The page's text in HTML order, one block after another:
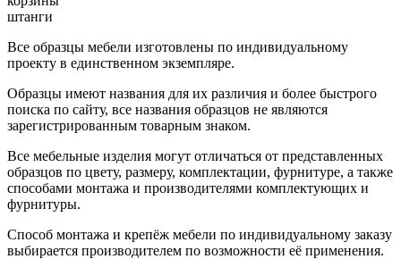
штанги
Все образцы мебели изготовлены по индивидуальному
проекту в единственном экземпляре.
Образцы имеют названия для их различия и более быстрого
поиска по сайту, все названия образцов не являются
зарегистрированным товарным знаком.
Все мебельные изделия могут отличаться от представленных
образцов по цвету, размеру, комплектации, фурнитуре, а также
способами монтажа и производителями комплектующих и
фурнитуры.
Способ монтажа и крепёж мебели по индивидуальному заказу
выбирается производителем по возможности её применения.